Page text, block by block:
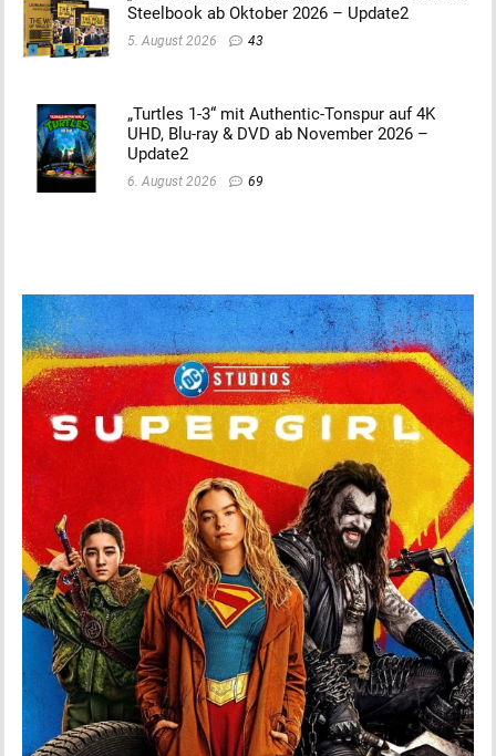
Steelbook ab Oktober 2026 – Update2
5. August 2026 43
„Turtles 1-3“ mit Authentic-Tonspur auf 4K
UHD, Blu-ray & DVD ab November 2026 –
Update2
6. August 2026 69